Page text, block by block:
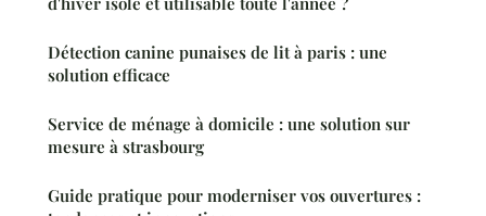
Détection canine punaises de lit à paris : une
solution efficace
Service de ménage à domicile : une solution sur
mesure à strasbourg
Guide pratique pour moderniser vos ouvertures :